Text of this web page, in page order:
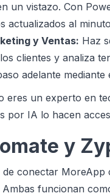
un vistazo. Con
actualizados al
y Ventas: Haz
clientes y analiza
adelante
eres un experto en
por IA lo hacen
y
de conectar MoreApp
Ambas funcionan